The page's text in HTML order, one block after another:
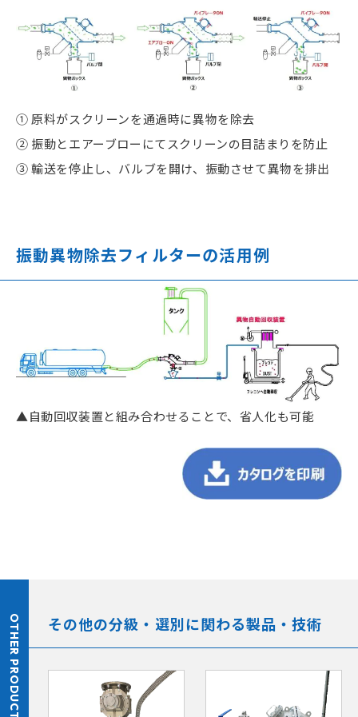
① 原料がスクリーンを通過時に異物を除去
② 振動とエアーブローにてスクリーンの目詰まりを防止
③ 輸送を停止し、バルブを開け、振動させて異物を排出
振動異物除去フィルターの活用例
▲自動回収装置と組み合わせることで、省人化も可能
OTHER PRODUCTS その他の分級・選別に関わる製品・技術